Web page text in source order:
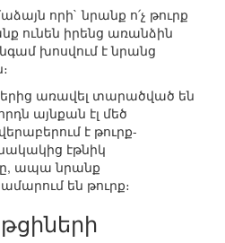
որի` նրանք ո՛չ թուրք
ունեն իրենց առանձին
խոսվում է նրանց
առավել տարածված են
այնքան էլ մեծ
է թուրք-
էթնիկ
ապա նրանք
են թուրք։